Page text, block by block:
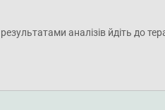
аналізів йдіть до